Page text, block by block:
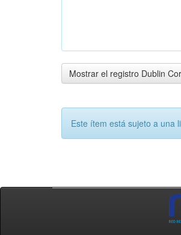
Mostrar el registro Dublin
Este ítem está sujeto a una